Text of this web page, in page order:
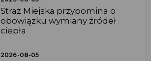
Straż Miejska przypomina o
obowiązku wymiany źródeł
ciepła
2026-08-05